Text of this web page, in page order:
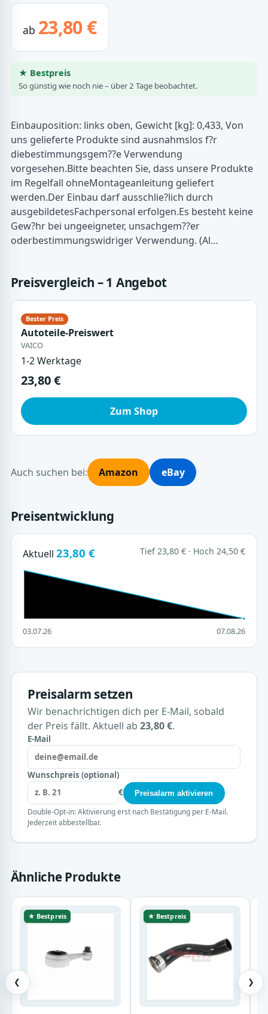
ab 23,80 €
★ Bestpreis
So günstig wie noch nie – über 2 Tage beobachtet.
Einbauposition: links oben, Gewicht [kg]: 0,433, Von
uns gelieferte Produkte sind ausnahmslos f?r
diebestimmungsgem??e Verwendung
vorgesehen.Bitte beachten Sie, dass unsere Produkte
im Regelfall ohneMontageanleitung geliefert
werden.Der Einbau darf ausschlie?lich durch
ausgebildetesFachpersonal erfolgen.Es besteht keine
Gew?hr bei ungeeigneter, unsachgem??er
oderbestimmungswidriger Verwendung. (Al…
Preisvergleich – 1 Angebot
Autoteile-Preiswert
VAICO
1-2 Werktage
23,80 €
Zum Shop
Auch suchen bei: Amazon eBay
Preisentwicklung
Aktuell 23,80 € Tief 23,80 € · Hoch 24,50 €
03.07.26 07.08.26
Preisalarm setzen
Wir benachrichtigen dich per E-Mail, sobald
der Preis fällt. Aktuell ab 23,80 €.
E-Mail
Wunschpreis (optional)
€
Preisalarm aktivieren
Double-Opt-in: Aktivierung erst nach Bestätigung per E-Mail.
Jederzeit abbestellbar.
Ähnliche Produkte
❮
★ Bestpreis ★ Bestpreis
❯